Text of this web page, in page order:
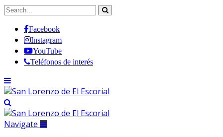
Facebook
Instagram
YouTube
Teléfonos de interés
Navigate